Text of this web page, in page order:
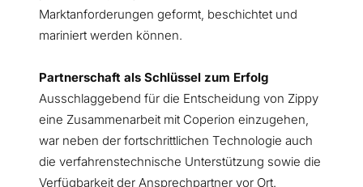
Marktanforderungen geformt, beschichtet und
mariniert werden können.
Partnerschaft als Schlüssel zum Erfolg
Ausschlaggebend für die Entscheidung von Zippy
eine Zusammenarbeit mit Coperion einzugehen,
war neben der fortschrittlichen Technologie auch
die verfahrenstechnische Unterstützung sowie die
Verfügbarkeit der Ansprechpartner vor Ort.